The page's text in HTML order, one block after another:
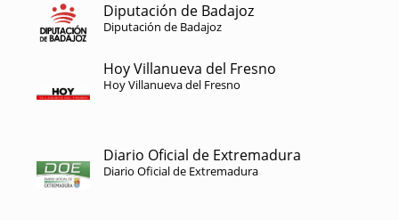
Diputación de Badajoz
Diputación de Badajoz
Hoy Villanueva del Fresno
Hoy Villanueva del Fresno
Diario Oficial de Extremadura
Diario Oficial de Extremadura